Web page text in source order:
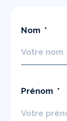
Nom
Prénom